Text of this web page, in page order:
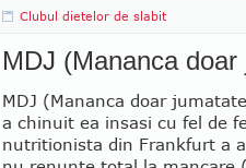
Clubul dietelor de slabit
MDJ (Mananca doar
MDJ (Mananca doar
a chinuit ea insasi cu fel de
nutritionista din Frankfurt a